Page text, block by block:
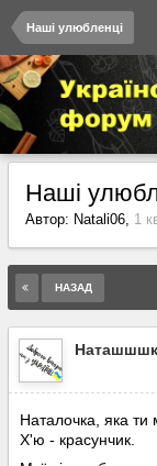
Наші улюбленці
Наші
Автор: Natali06, 1
НАЗАД
Наталочка, яка ти
Х'ю - красунчик.